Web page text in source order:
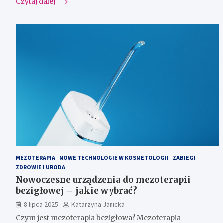
MEZOTERAPIA NOWE TECHNOLOGIE W KOSMETOLOGII
ZABIEGI
ZDROWIE I URODA
Nowoczesne urządzenia do mezoterapii
bezigłowej – jakie wybrać?
8 lipca 2025
Katarzyna Janicka
Czym jest mezoterapia bezigłowa? Mezoterapia